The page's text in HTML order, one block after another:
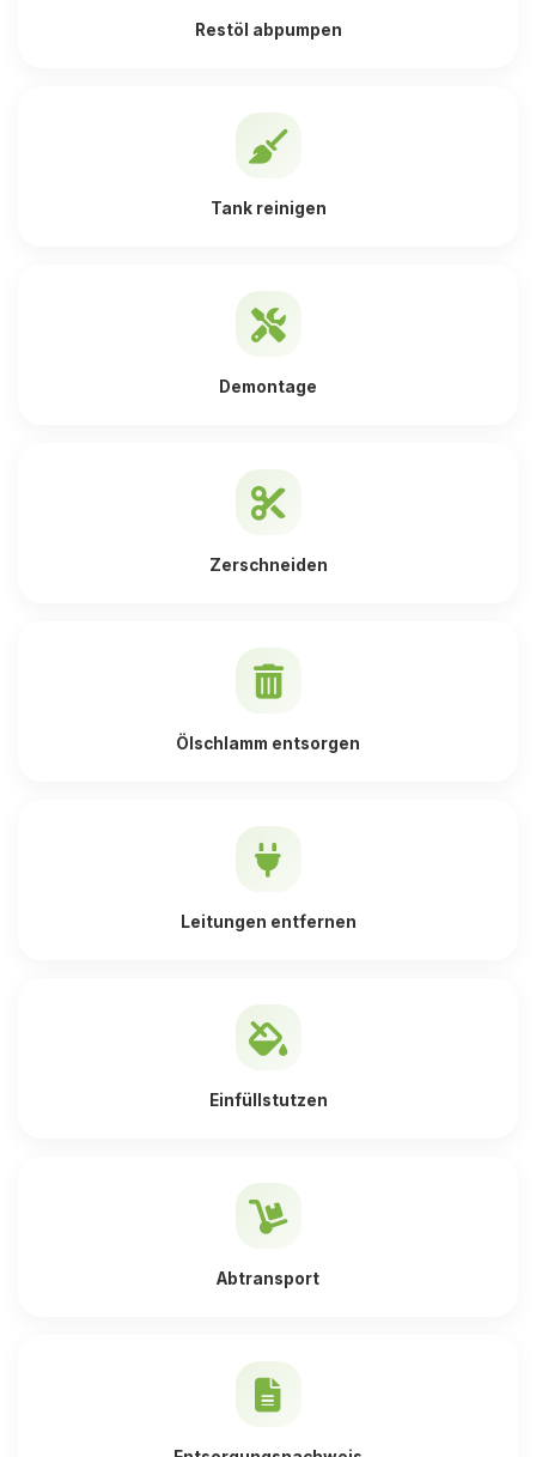
Restöl abpumpen
Tank reinigen
Demontage
Zerschneiden
Ölschlamm entsorgen
Leitungen entfernen
Einfüllstutzen
Abtransport